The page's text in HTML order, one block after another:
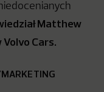
Matthew
Cars.